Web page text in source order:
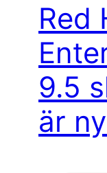
Red
9.5
är